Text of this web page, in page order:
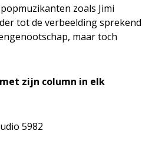
zoals Jimi
tot de verbeelding sprekend
maar toch
zijn column in elk
5982